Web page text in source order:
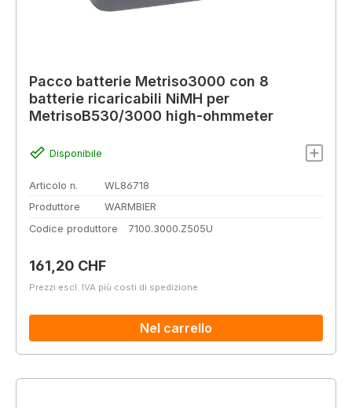
Pacco batterie Metriso3000 con 8
batterie ricaricabili NiMH per
MetrisoB530/3000 high-ohmmeter
Disponibile
Articolo n.
WL86718
Produttore
WARMBIER
Codice produttore
7100.3000.Z505U
Prezzo normale:
161,20 CHF
Prezzi escl. IVA più costi di spedizione
Nel carrello